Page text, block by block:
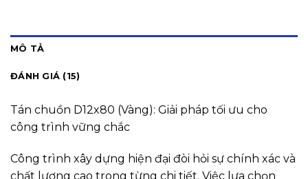
MÔ TẢ
ĐÁNH GIÁ (15)
Tán chuồn D12x80 (Vàng): Giải pháp tối ưu cho
công trình vững chắc
Công trình xây dựng hiện đại đòi hỏi sự chính xác và
chất lượng cao trong từng chi tiết. Việc lựa chọn